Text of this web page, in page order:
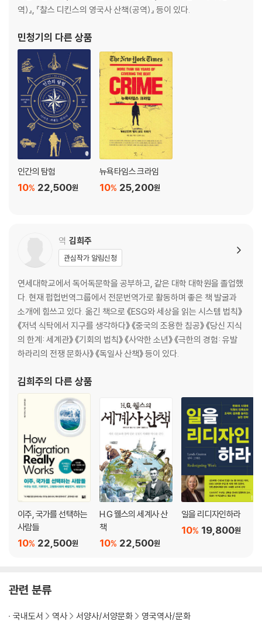
제16장 에드워드 1세, 잉글랜드의 중앙집권화를 이루다
샬롱 전투 승리로 백성의 지지를 얻다 | 웨일스인의 반란 | 의회와의 타협 |
스코틀랜드와의 분쟁 | 윌리엄 월리스, 반 잉글랜드 전쟁의 선봉에 서다 |
월리스의 비극적 죽음
제17장 에드워드 2세, 총신으로 망하다
트러블메이커 가베스통 | 운명을 바꿀 로저 모티머의 등장 | 에드워드 2세
의 비참한 최후
제18장 에드워드 3세, 스코틀랜드를 정복하다
왕비의 연인 로저 모티머의 몰락 | 칼레 성의 영웅들 | 영웅 흑태자의 죽음
제19장 섭정과 폭정의 늪, 리처드 2세
계속되는 실정과 농민반란 | 폭군 리처드 2세와 선한 왕비 앤 | 리처드 2세
의 끝없는 탐욕
제20장 랭커스터가 최초의 왕, 헨리 4세
리처드 2세를 죽음으로 몰고 간 반란 | 오웬 글렌다워의 봉기
제22장 헨리 6세와 장미전쟁
위기에 빠진 오를레앙 | 신의 음성을 듣는 처녀 | ‘성녀’에서 ‘마녀’로 | 글로
스터 백작의 미스터리한 죽음 | 장미전쟁의 시작
제23장 피도 눈물도 없는 폭군, 에드워드 4세
혼란 속에서 왕위에 오르다 | 킹메이커 워릭 백작의 최후
제24장 어린 조카의 왕위를 빼앗은 리처드 3세
소년 왕과 삼촌의 싸움 | 플랜태저넷 가문의 마지막 왕
제25장 헨리 7세, 장미전쟁을 끝내다
괴상망측한 사기극 | 왕위 사칭자의 화려한 부활 | 수수께끼 같은 인물 퍼
제4부 대영제국을 이루다
제26장 스캔들 메이커, 헨리 8세
프랑스와의 전쟁에서 승리하다 | 황금천 들판 회담 | 헨리 8세와 캐서린 왕
비의 이혼 재판 | 울지 추기경의 몰락 | 토머스 모어와 존 피셔의 억울한 죽
음 | 또다시 사랑에 빠지다 | 마침내 다가온 마지막 순간
제27장 열렬한 신교도, 에드워드 6세
스스로 호국경의 지위에 오른 하트퍼드 백작 | 갑작스러운 죽음을 맞다
제28장 난폭한 군주, 메리 1세
신교를 탄압하다 | 엘리자베스 공주의 시련 | 후퍼 주교와 크랜머 대주교의
화형식
제29장 엘리자베스 1세 대 메리 스튜어트
이슬로 사라지다 | 위대한 잉글랜드를 만들다
엘리자베스의 골칫덩이 사촌, 왕위에 오르다 | 미수에 그친 상원의사당 폭
역)』, 『찰스 디킨스의 영국사 산책(공역)』 등이 있다.
민청기 의 다른 상품
인간의 탐험
22,500원
10%
뉴욕타임스 크라임
25,200원
10%
역 김희주
관심작가 알림신청
연세대학교에서 독어독문학을 공부하고, 같은 대학 대학원을 졸업했
다. 현재 펍헙번역그룹에서 전문번역가로 활동하며 좋은 책 발굴과
소개에 힘쓰고 있다. 옮긴 책으로 《ESG와 세상을 읽는 시스템 법칙》
《저녁 식탁에서 지구를 생각하다》 《중국의 조용한 침공》 《당신 지식
의 한계: 세계관》 《기회의 법칙》 《사악한 소년》 《극한의 경험: 유발
하라리의 전쟁 문화사》 《독일사 산책》 등이 있다.
김희주의 다른 상품
이주, 국가를 선택하는
사람들
22,500원
10%
H.G 웰스의 세계사 산
책
22,500원
10%
일을 리디자인하라
19,800원
10%
관련 분류
국내도서 역사 서양사/서양문화 영국역사/문화